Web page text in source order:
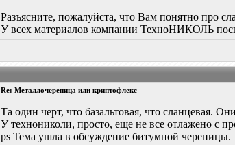
Разъясните, пожалуйста, что Вам понятно про
У всех материалов компании ТехноНИКОЛЬ
Re: Металлочерепица или криптофлекс
Та один черт, что базальтовая, что сланцевая.
У технониколи, просто, еще не все отлажено с
ps Тема ушла в обсуждение битумной черепицы.